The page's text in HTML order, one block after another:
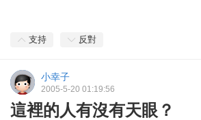
支持 反對
小幸子
2005-5-20 01:19:56
這裡的人有沒有天眼？